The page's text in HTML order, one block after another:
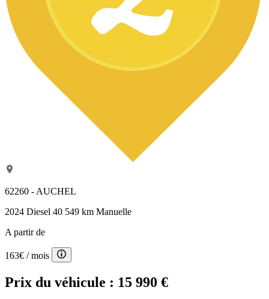
62260 - AUCHEL
2024 Diesel 40 549 km Manuelle
A partir de
163€ / mois
Prix du véhicule : 15 990 €